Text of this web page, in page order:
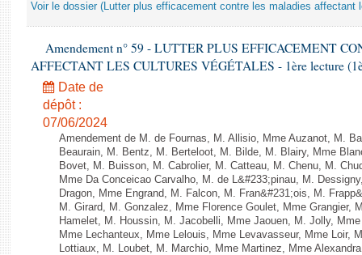
Voir le dossier (Lutter plus efficacement contre les maladies affectant
Amendement n° 59 - LUTTER PLUS EFFICACEMENT
AFFECTANT LES CULTURES VÉGÉTALES - 1ère lecture
Date de
dépôt :
07/06/2024
Amendement de M. de Fournas, M. Allisio, Mme Auzanot, M.
Beaurain, M. Bentz, M. Berteloot, M. Bilde, M. Blairy, Mme
Bovet, M. Buisson, M. Cabrolier, M. Catteau, M. Chenu, M.
Mme Da Conceicao Carvalho, M. de L&#233;pinau, M.
Dragon, Mme Engrand, M. Falcon, M. Fran&#231;ois, M.
M. Girard, M. Gonzalez, Mme Florence Goulet, Mme Grangier,
Hamelet, M. Houssin, M. Jacobelli, Mme Jaouen, M. Jolly,
Mme Lechanteux, Mme Lelouis, Mme Levavasseur, Mme Loir,
Lottiaux, M. Loubet, M. Marchio, Mme Martinez, Mme